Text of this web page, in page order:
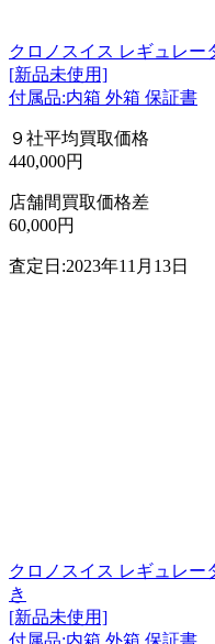
クロノスイス レギュレー
[新品未使用]
付属品:内箱 外箱 保証書
９社平均買取価格
440,000円
店舗間買取価格差
60,000円
査定日:2023年11月13日
クロノスイス レギュレー
き
[新品未使用]
付属品:内箱 外箱 保証書